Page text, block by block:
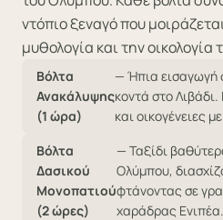
ντόπιο ξεναγό που
μυθολογία και την οικολογία
Βόλτα
Ανακάλυψης
(1 ώρα)
— Ήπια εισαγωγή
κοντά στο Λιβάδι.
και οικογένειες
Βόλτα
Δασικού
Μονοπατιού
(2 ώρες)
— Ταξίδι
Ολύμπου,
φτάνοντας σε
χαράδρας Ενιπέα.